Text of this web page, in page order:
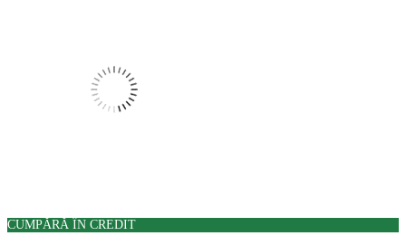
CUMPĂRĂ ÎN CREDIT